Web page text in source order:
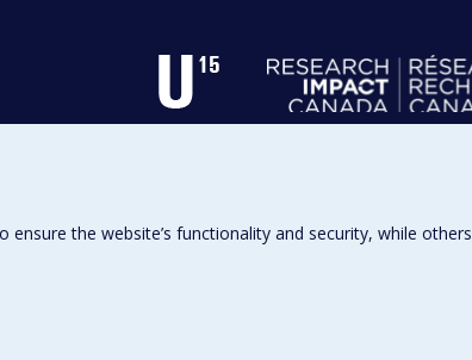
the website’s functionality and security, while others